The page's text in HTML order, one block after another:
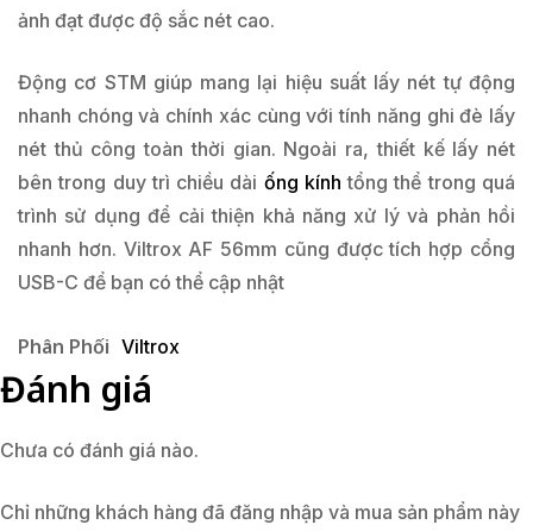
ảnh đạt được độ sắc nét cao.
Động cơ STM giúp mang lại hiệu suất lấy nét tự động
nhanh chóng và chính xác cùng với tính năng ghi đè lấy
nét thủ công toàn thời gian. Ngoài ra, thiết kế lấy nét
bên trong duy trì chiều dài ống kính tổng thể trong quá
trình sử dụng để cải thiện khả năng xử lý và phản hồi
nhanh hơn. Viltrox AF 56mm cũng được tích hợp cổng
USB-C để bạn có thể cập nhật
Phân Phối Viltrox
Đánh giá
Chưa có đánh giá nào.
Chỉ những khách hàng đã đăng nhập và mua sản phẩm này